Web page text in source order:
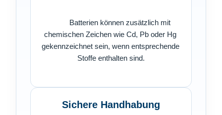
chemischen Zeichen wie Cd, Pb oder Hg
gekennzeichnet sein, wenn entsprechende
Stoffe enthalten sind.
Sichere Handhabung